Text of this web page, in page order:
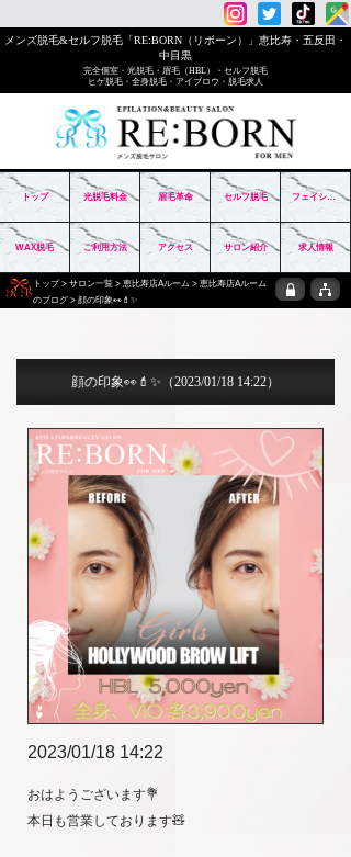
メンズ脱毛&セルフ脱毛「RE:BORN（リボーン）」恵比寿・五反田・
中目黒
完全個室・光脱毛・眉毛（HBL）・セルフ脱毛
ヒゲ脱毛・全身脱毛・アイブロウ・脱毛求人
トップ > サロン一覧 > 恵比寿店Aルーム > 恵比寿店Aルーム
のブログ > 顔の印象👀💄✨
顔の印象👀💄✨ （2023/01/18 14:22）
2023/01/18 14:22
おはようございます💐
本日も営業しております🧸
トップ 光脱毛料金 眉毛革命 セルフ脱毛 フェイシャル
WAX脱毛 ご利用方法 アクセス サロン紹介 求人情報